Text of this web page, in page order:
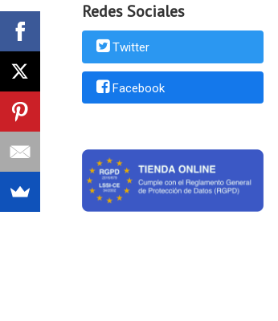
Redes Sociales
Twitter
Facebook